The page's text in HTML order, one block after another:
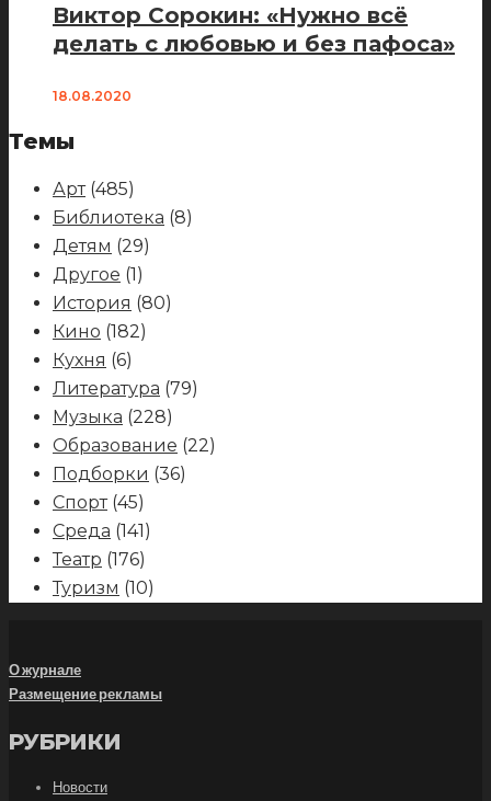
Виктор Сорокин: «Нужно всё
делать с любовью и без пафоса»
18.08.2020
Темы
Арт(485)
Библиотека (8)
Детям (29)
Другое (1)
История (80)
Кино (182)
Кухня (6)
Литература (79)
Музыка (228)
Образование (22)
Подборки (36)
Спорт(45)
Среда (141)
Театр (176)
Туризм (10)
О журнале
Размещение рекламы
РУБРИКИ
Новости